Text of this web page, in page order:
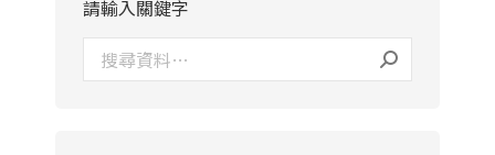
請輸入關鍵字